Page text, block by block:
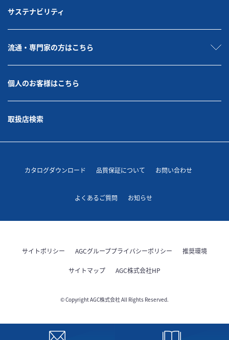
サステナビリティ
流通・専門家の方はこちら
個人のお客様はこちら
取扱店検索
カタログダウンロード 品質保証について お問い合わせ
よくあるご質問 お知らせ
サイトポリシー AGCグループプライバシーポリシー 推奨環境
サイトマップ AGC株式会社HP
© Copyright AGC株式会社 All Rights Reserved.